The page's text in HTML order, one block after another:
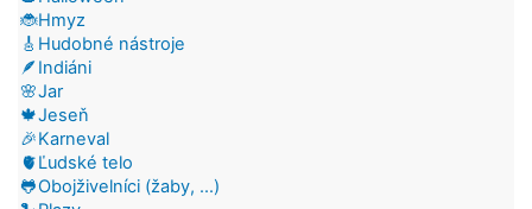
🐞Hmyz
🎸Hudobné nástroje
🪶Indiáni
🌸Jar
🍁Jeseň
🎉Karneval
🫀Ľudské telo
🐸Obojživelníci (žaby, ...)